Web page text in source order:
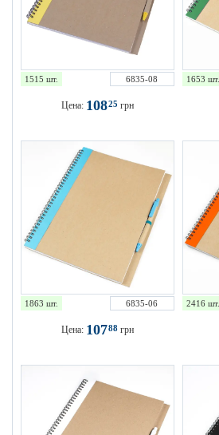
1515 шт. 6835-08
Цена: 10825 грн
1653 шт.
1863 шт. 6835-06
Цена: 10788 грн
2416 шт.